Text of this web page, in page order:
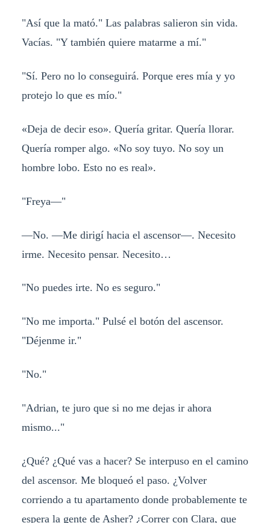
"Así que la mató." Las palabras salieron sin vida.
Vacías. "Y también quiere matarme a mí."
"Sí. Pero no lo conseguirá. Porque eres mía y yo
protejo lo que es mío."
«Deja de decir eso». Quería gritar. Quería llorar.
Quería romper algo. «No soy tuyo. No soy un
hombre lobo. Esto no es real».
"Freya—"
—No. —Me dirigí hacia el ascensor—. Necesito
irme. Necesito pensar. Necesito…
"No puedes irte. No es seguro."
"No me importa." Pulsé el botón del ascensor.
"Déjenme ir."
"No."
"Adrian, te juro que si no me dejas ir ahora
mismo..."
¿Qué? ¿Qué vas a hacer? Se interpuso en el camino
del ascensor. Me bloqueó el paso. ¿Volver
corriendo a tu apartamento donde probablemente te
espera la gente de Asher? ¿Correr con Clara, que